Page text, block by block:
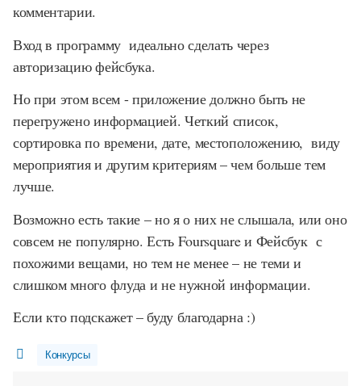
комментарии.
Вход в программу идеально сделать через
авторизацию фейсбука.
Но при этом всем - приложение должно быть не
перегружено информацией. Четкий список,
сортировка по времени, дате, местоположению, виду
мероприятия и другим критериям – чем больше тем
лучше.
Возможно есть такие – но я о них не слышала, или оно
совсем не популярно. Есть Foursquare и Фейсбук с
похожими вещами, но тем не менее – не теми и
слишком много флуда и не нужной информации.
Если кто подскажет – буду благодарна :)
Конкурсы